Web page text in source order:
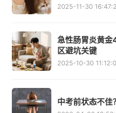
2025-11-30
急性肠胃炎黄金
区避坑关键
2025-10-30
中考前状态不佳